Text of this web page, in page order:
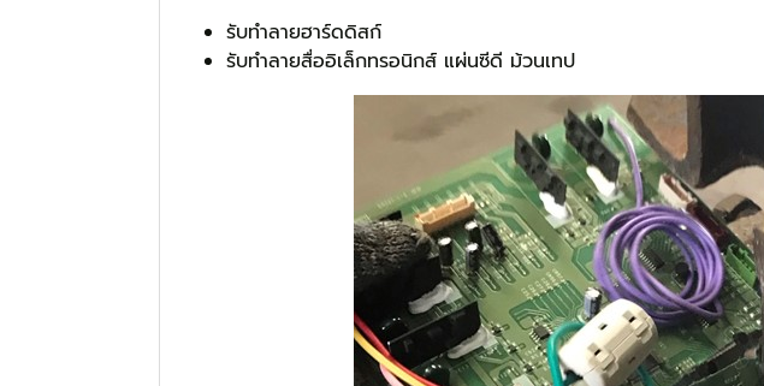
รับทำลายฮาร์ดดิสก์
รับทำลายสื่ออิเล็กทรอนิกส์ แผ่นซีดี ม้วนเทป